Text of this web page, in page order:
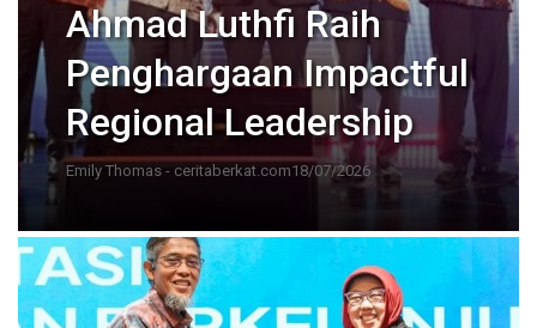
Ahmad Luthfi Raih
Penghargaan Impactful
Regional Leadership
Emily Thomas - ceritaberkat.com18/07/2026